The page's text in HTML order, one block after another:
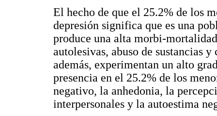
El hecho de que el 25.2% de los
depresión significa que es una
produce una alta morbi-
autolesivas, abuso de sustancias
además, experimentan un alto
presencia en el 25.2% de los
negativo, la anhedonia, la
interpersonales y la autoestima